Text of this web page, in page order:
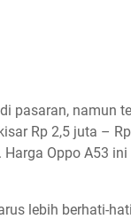
pasaran, namun
Rp 2,5 juta –
Oppo A53
lebih berhati-